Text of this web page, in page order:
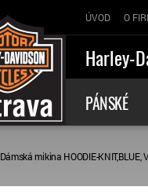
ÚVOD O
Harley-
PÁNSKÉ
Dámská mikina HOODIE-KNIT,BLUE,